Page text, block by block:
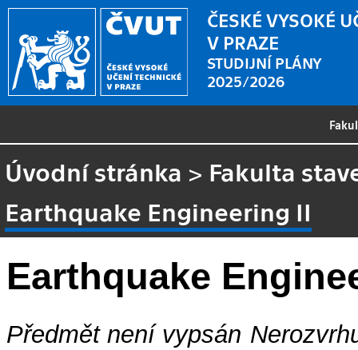
ČESKÉ VYSOKÉ
V PRAZE
STUDIJNÍ PLÁNY
2025/2026
Úvodní stránka > Fakulta
Earthquake Engineering II
Earthquake
Předmět není vypsán